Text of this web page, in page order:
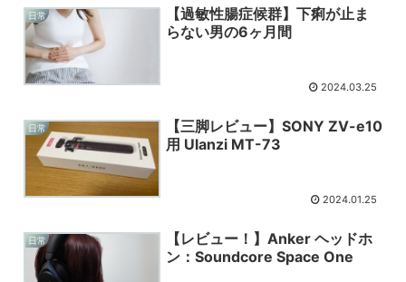
日常
【過敏性腸症候群】下痢が止ま
らない男の6ヶ月間
2024.03.25
日常
【三脚レビュー】SONY ZV-e10
用 Ulanzi MT-73
2024.01.25
日常
【レビュー！】Anker ヘッドホ
ン：Soundcore Space One